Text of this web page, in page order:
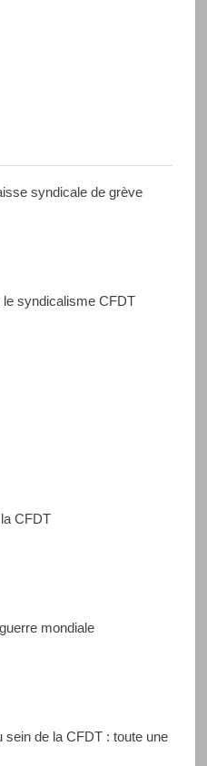
syndicale de grève
syndicalisme CFDT
CFDT
mondiale
de la CFDT : toute une